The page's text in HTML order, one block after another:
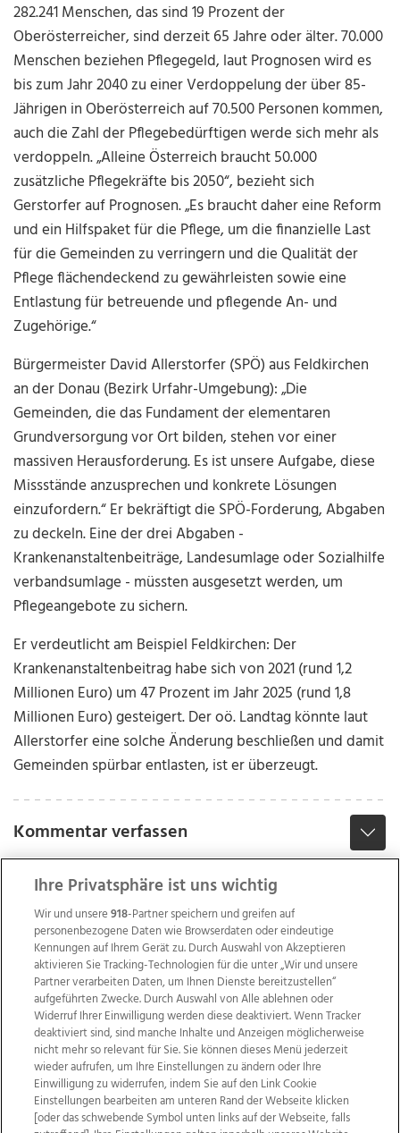
282.241 Menschen, das sind 19 Prozent der
Oberösterreicher, sind derzeit 65 Jahre oder älter. 70.000
Menschen beziehen Pflegegeld, laut Prognosen wird es
bis zum Jahr 2040 zu einer Verdoppelung der über 85-
Jährigen in Oberösterreich auf 70.500 Personen kommen,
auch die Zahl der Pflegebedürftigen werde sich mehr als
verdoppeln. „Alleine Österreich braucht 50.000
zusätzliche Pflegekräfte bis 2050“, bezieht sich
Gerstorfer auf Prognosen. „Es braucht daher eine Reform
und ein Hilfspaket für die Pflege, um die finanzielle Last
für die Gemeinden zu verringern und die Qualität der
Pflege flächendeckend zu gewährleisten sowie eine
Entlastung für betreuende und pflegende An- und
Zugehörige.“
Bürgermeister David Allerstorfer (SPÖ) aus Feldkirchen
an der Donau (Bezirk Urfahr-Umgebung): „Die
Gemeinden, die das Fundament der elementaren
Grundversorgung vor Ort bilden, stehen vor einer
massiven Herausforderung. Es ist unsere Aufgabe, diese
Missstände anzusprechen und konkrete Lösungen
einzufordern.“ Er bekräftigt die SPÖ-Forderung, Abgaben
zu deckeln. Eine der drei Abgaben -
Krankenanstaltenbeiträge, Landesumlage oder Sozialhilfe
verbandsumlage - müssten ausgesetzt werden, um
Pflegeangebote zu sichern.
Er verdeutlicht am Beispiel Feldkirchen: Der
Krankenanstaltenbeitrag habe sich von 2021 (rund 1,2
Millionen Euro) um 47 Prozent im Jahr 2025 (rund 1,8
Millionen Euro) gesteigert. Der oö. Landtag könnte laut
Allerstorfer eine solche Änderung beschließen und damit
Gemeinden spürbar entlasten, ist er überzeugt.
Kommentar verfassen
Wir über uns Mediadaten Kontakt
Jobs
Ihre Privatsphäre ist uns wichtig
Wir und unsere918-Partner speichern und greifen auf
personenbezogene Daten wie Browserdaten oder eindeutige
Kennungen auf Ihrem Gerät zu. Durch Auswahl von Akzeptieren
aktivieren Sie Tracking-Technologien für die unter „Wir und unsere
Partner verarbeiten Daten, um Ihnen Dienste bereitzustellen“
aufgeführten Zwecke. Durch Auswahl von Alle ablehnen oder
Widerruf Ihrer Einwilligung werden diese deaktiviert. Wenn Tracker
deaktiviert sind, sind manche Inhalte und Anzeigen möglicherweise
nicht mehr so relevant für Sie. Sie können dieses Menü jederzeit
wieder aufrufen, um Ihre Einstellungen zu ändern oder Ihre
Einwilligung zu widerrufen, indem Sie auf den Link Cookie
Einstellungen bearbeiten am unteren Rand der Webseite klicken
[oder das schwebende Symbol unten links auf der Webseite, falls